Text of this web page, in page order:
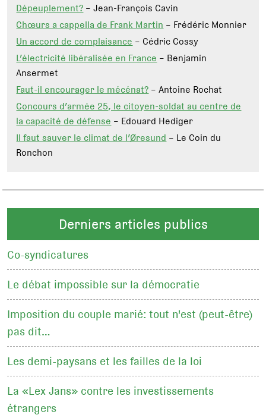
Dépeuplement?– Jean-François Cavin
Chœurs a cappella de Frank Martin– Frédéric Monnier
Un accord de complaisance– Cédric Cossy
L’électricité libéralisée en France– Benjamin
Ansermet
Faut-il encourager le mécénat?– Antoine Rochat
Concours d’armée 25, le citoyen-soldat au centre de
la capacité de défense– Edouard Hediger
Il faut sauver le climat de l’Øresund– Le Coin du
Ronchon
Derniers articles publics
Co-syndicatures
Le débat impossible sur la démocratie
Imposition du couple marié: tout n'est (peut-être)
pas dit…
Les demi-paysans et les failles de la loi
La «Lex Jans» contre les investissements
étrangers